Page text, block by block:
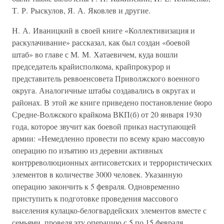
Т. Р. Рыскулов, Я. А. Яковлев и другие.
Н. А. Иваницкий в своей книге «Коллективизация и
раскулачивание» рассказал, как был создан «боевой
штаб» во главе с М. М. Хатаевичем, куда вошли
председатель крайисполкома, крайпрокурор и
представитель реввоенсовета Приволжского военного
округа. Аналогичные штабы создавались в округах и
районах. В этой же книге приведено постановление бюро
Средне-Волжского крайкома ВКП(б) от 20 января 1930
года, которое звучит как боевой приказ наступающей
армии: «Немедленно провести по всему краю массовую
операцию по изъятию из деревни активных
контрреволюционных антисоветских и террористических
элементов в количестве 3000 человек. Указанную
операцию закончить к 5 февраля. Одновременно
приступить к подготовке проведения массового
выселения кулацко-белогвардейских элементов вместе с